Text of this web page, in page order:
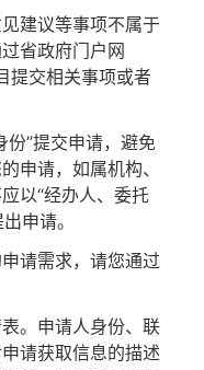
建议等事项不属于
省政府门户网
提交相关事项或者
份”提交申请，避免
申请，如属机构、
以“经办人、委托
申请。
请需求，请您通过
。申请人身份、联
请获取信息的描述